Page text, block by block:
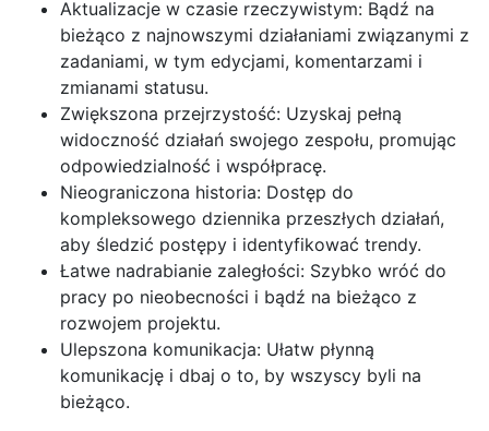
Aktualizacje w czasie rzeczywistym: Bądź na
bieżąco z najnowszymi działaniami związanymi z
zadaniami, w tym edycjami, komentarzami i
zmianami statusu.
Zwiększona przejrzystość: Uzyskaj pełną
widoczność działań swojego zespołu, promując
odpowiedzialność i współpracę.
Nieograniczona historia: Dostęp do
kompleksowego dziennika przeszłych działań,
aby śledzić postępy i identyfikować trendy.
Łatwe nadrabianie zaległości: Szybko wróć do
pracy po nieobecności i bądź na bieżąco z
rozwojem projektu.
Ulepszona komunikacja: Ułatw płynną
komunikację i dbaj o to, by wszyscy byli na
bieżąco.